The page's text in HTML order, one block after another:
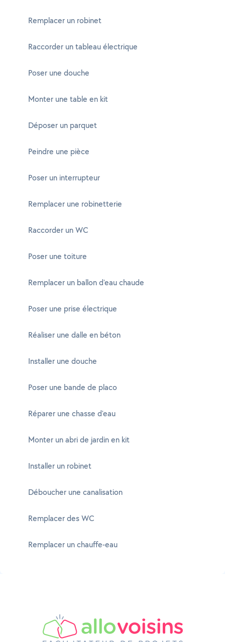
Remplacer un robinet
Raccorder un tableau électrique
Poser une douche
Monter une table en kit
Déposer un parquet
Peindre une pièce
Poser un interrupteur
Remplacer une robinetterie
Raccorder un WC
Poser une toiture
Remplacer un ballon d'eau chaude
Poser une prise électrique
Réaliser une dalle en béton
Installer une douche
Poser une bande de placo
Réparer une chasse d'eau
Monter un abri de jardin en kit
Installer un robinet
Déboucher une canalisation
Remplacer des WC
Remplacer un chauffe-eau